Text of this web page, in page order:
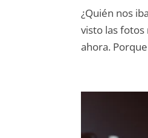
¿Quién nos
visto las
ahora.